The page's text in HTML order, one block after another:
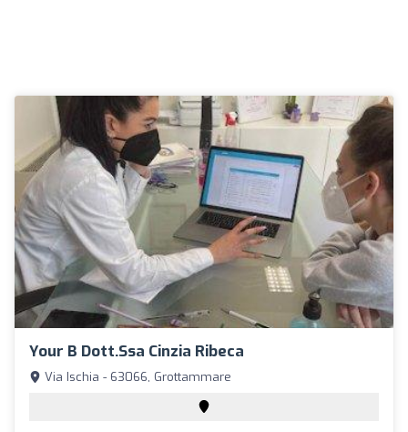
Your B Dott.ssa Cinzia Ribeca
Via Ischia - 63066, Grottammare